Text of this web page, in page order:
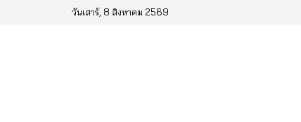
วันเสาร์, 8 สิงหาคม 2569